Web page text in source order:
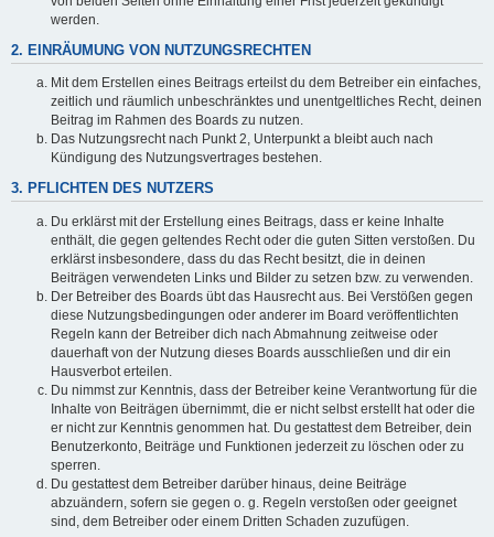
werden.
2. EINRÄUMUNG VON NUTZUNGSRECHTEN
Mit dem Erstellen eines Beitrags erteilst du dem Betreiber ein einfaches,
zeitlich und räumlich unbeschränktes und unentgeltliches Recht, deinen
Beitrag im Rahmen des Boards zu nutzen.
Das Nutzungsrecht nach Punkt 2, Unterpunkt a bleibt auch nach
Kündigung des Nutzungsvertrages bestehen.
3. PFLICHTEN DES NUTZERS
Du erklärst mit der Erstellung eines Beitrags, dass er keine Inhalte
enthält, die gegen geltendes Recht oder die guten Sitten verstoßen. Du
erklärst insbesondere, dass du das Recht besitzt, die in deinen
Beiträgen verwendeten Links und Bilder zu setzen bzw. zu verwenden.
Der Betreiber des Boards übt das Hausrecht aus. Bei Verstößen gegen
diese Nutzungsbedingungen oder anderer im Board veröffentlichten
Regeln kann der Betreiber dich nach Abmahnung zeitweise oder
dauerhaft von der Nutzung dieses Boards ausschließen und dir ein
Hausverbot erteilen.
Du nimmst zur Kenntnis, dass der Betreiber keine Verantwortung für die
Inhalte von Beiträgen übernimmt, die er nicht selbst erstellt hat oder die
er nicht zur Kenntnis genommen hat. Du gestattest dem Betreiber, dein
Benutzerkonto, Beiträge und Funktionen jederzeit zu löschen oder zu
sperren.
Du gestattest dem Betreiber darüber hinaus, deine Beiträge
abzuändern, sofern sie gegen o. g. Regeln verstoßen oder geeignet
sind, dem Betreiber oder einem Dritten Schaden zuzufügen.